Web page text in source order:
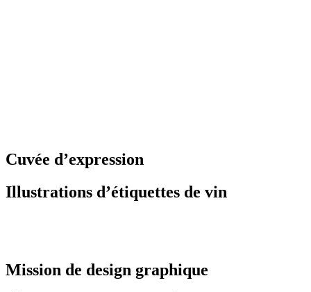
Cuvée d’expression
Illustrations d’étiquettes de vin
Mission de design graphique